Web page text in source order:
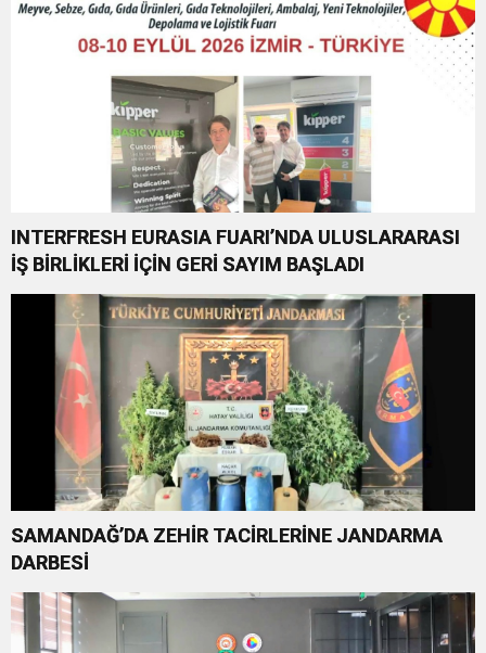
INTERFRESH EURASIA FUARI’NDA ULUSLARARASI
İŞ BİRLİKLERİ İÇİN GERİ SAYIM BAŞLADI
SAMANDAĞ’DA ZEHİR TACİRLERİNE JANDARMA
DARBESİ